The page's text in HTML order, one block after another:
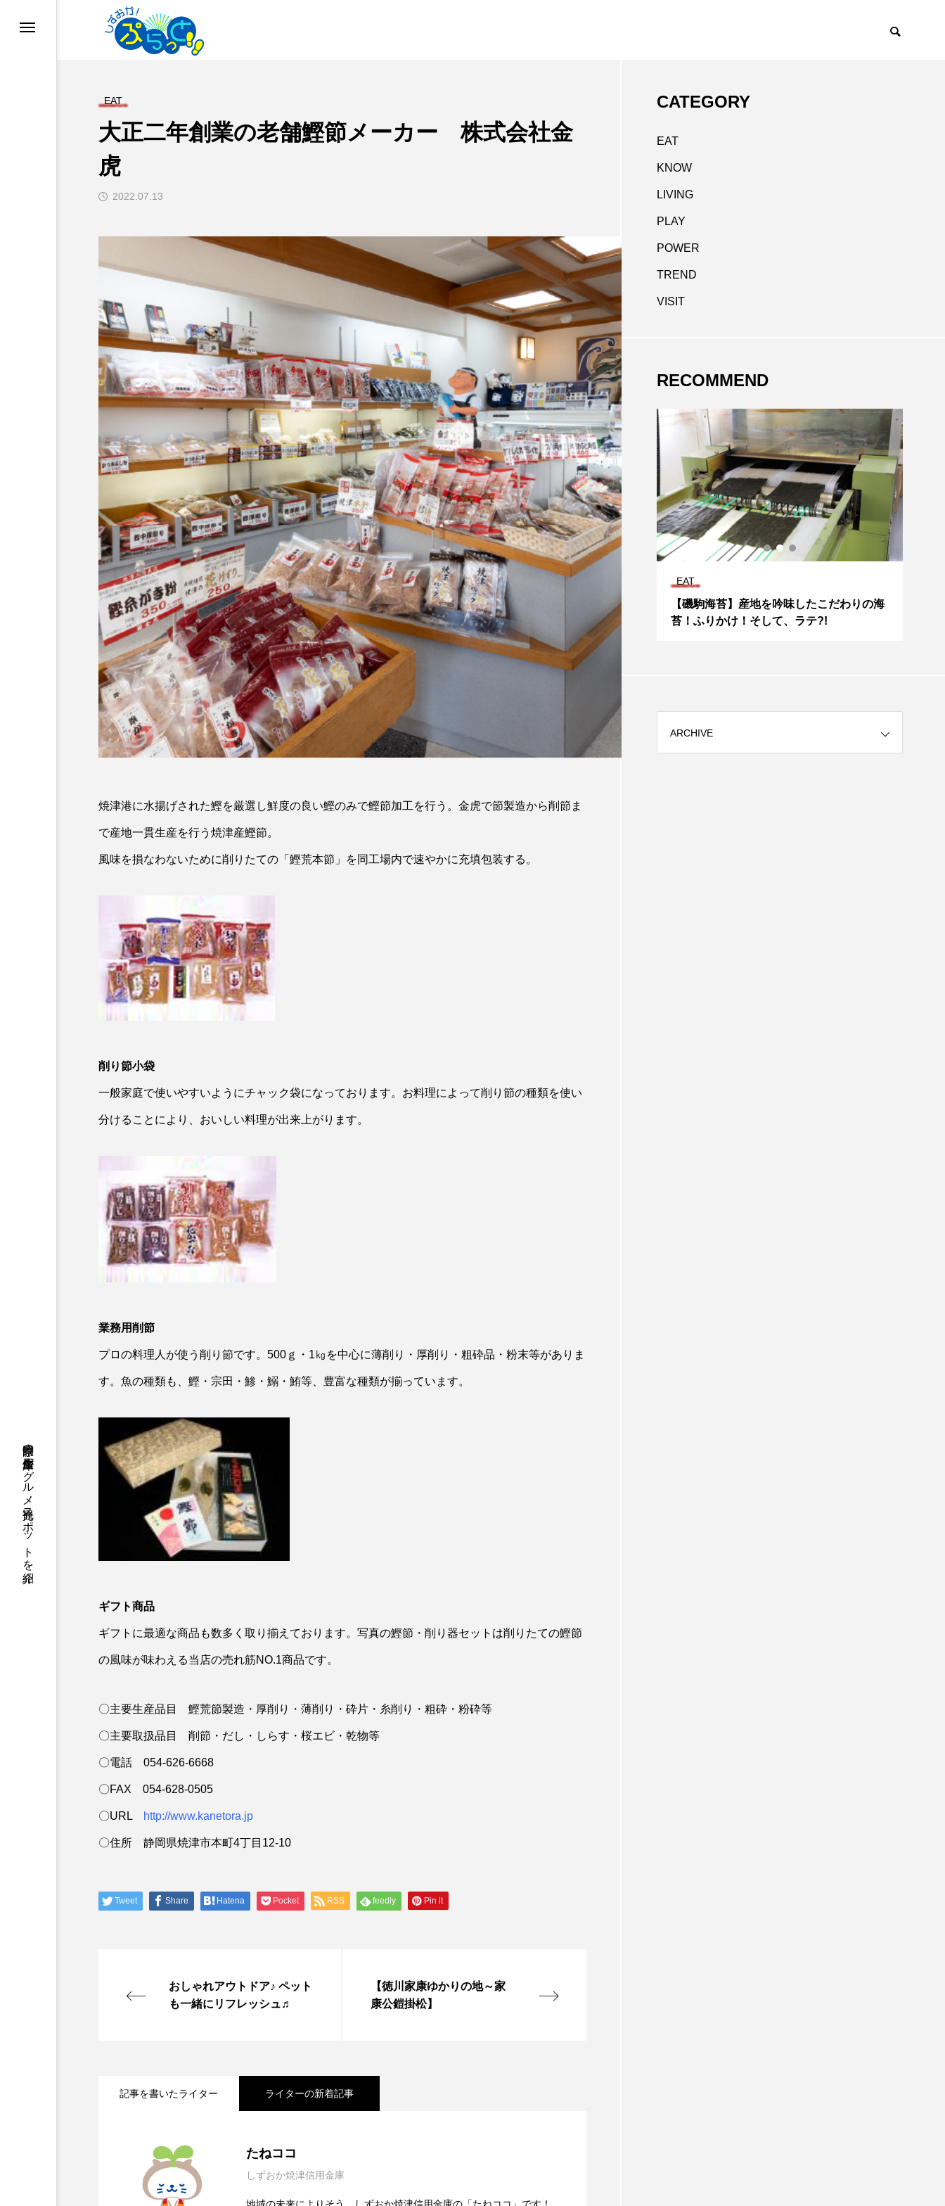
静岡県の信用金庫がグルメ観光スポットを紹介
EAT
大正二年創業の老舗鰹節メーカー 株式会社金
虎
2022.07.13
焼津港に水揚げされた鰹を厳選し鮮度の良い鰹のみで鰹節加工を行う。金虎で節製造から削節ま
で産地一貫生産を行う焼津産鰹節。
風味を損なわないために削りたての「鰹荒本節」を同工場内で速やかに充填包装する。
削り節小袋
一般家庭で使いやすいようにチャック袋になっております。お料理によって削り節の種類を使い
分けることにより、おいしい料理が出来上がります。
業務用削節
プロの料理人が使う削り節です。500ｇ・1㎏を中心に薄削り・厚削り・粗砕品・粉末等がありま
す。魚の種類も、鰹・宗田・鯵・鰯・鮪等、豊富な種類が揃っています。
ギフト商品
ギフトに最適な商品も数多く取り揃えております。写真の鰹節・削り器セットは削りたての鰹節
の風味が味わえる当店の売れ筋NO.1商品です。
〇主要生産品目 鰹荒節製造・厚削り・薄削り・砕片・糸削り・粗砕・粉砕等
〇主要取扱品目 削節・だし・しらす・桜エビ・乾物等
〇電話 054-626-6668
〇FAX 054-628-0505
〇URL http://www.kanetora.jp
〇住所 静岡県焼津市本町4丁目12-10
Tweet Share Hatena Pocket RSS feedly Pin it
おしゃれアウトドア♪ ペット
も一緒にリフレッシュ♬
【徳川家康ゆかりの地～家
康公鎧掛松】
記事を書いたライター ライターの新着記事
たねココ
しずおか焼津信用金庫
地域の未来によりそう。しずおか焼津信用金庫の「たねココ」です！
2026.07.03
CATEGORY
EAT
KNOW
LIVING
PLAY
POWER
TREND
VISIT
RECOMMEND
EAT
職人技が光る、極上のとんかつ【とんかつ
うんの】
EAT
藤枝で出会う、洋食好き必見のあんかけス
パ【助宗食堂】
EAT
【磯駒海苔】産地を吟味したこだわりの海
苔！ふりかけ！そして、ラテ?!
ARCHIVE